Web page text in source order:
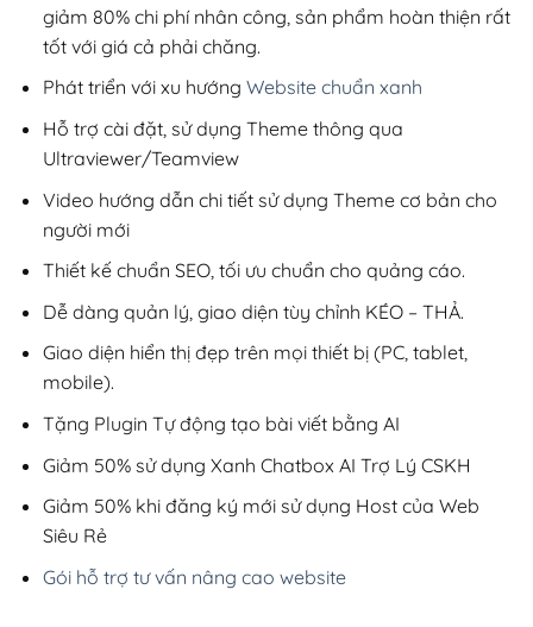
giảm 80% chi phí nhân công, sản phẩm hoàn thiện rất
tốt với giá cả phải chăng.
Phát triển với xu hướng Website chuẩn xanh
Hỗ trợ cài đặt, sử dụng Theme thông qua
Ultraviewer/Teamview
Video hướng dẫn chi tiết sử dụng Theme cơ bản cho
người mới
Thiết kế chuẩn SEO, tối ưu chuẩn cho quảng cáo.
Dễ dàng quản lý, giao diện tùy chỉnh KÉO – THẢ.
Giao diện hiển thị đẹp trên mọi thiết bị (PC, tablet,
mobile).
Tặng Plugin Tự động tạo bài viết bằng AI
Giảm 50% sử dụng Xanh Chatbox AI Trợ Lý CSKH
Giảm 50% khi đăng ký mới sử dụng Host của Web
Siêu Rẻ
Gói hỗ trợ tư vấn nâng cao website